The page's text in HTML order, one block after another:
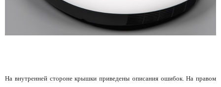
На внутренней стороне крышки приведены описания ошибок. На правом